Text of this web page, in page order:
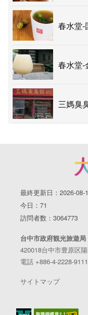
春水堂-
春水堂-
三媽臭
最終更新日：2026-08-
今日：71
訪問者数：3064773
台中市政府観光旅遊局
420018台中市豊原区
電話 +886-4-2228-9111
サイトマップ